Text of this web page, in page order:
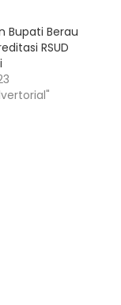
Bupati Berau
RSUD